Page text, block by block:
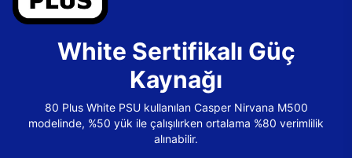
White Sertifikalı Güç
Kaynağı
80 Plus White PSU kullanılan Casper Nirvana M500
modelinde, %50 yük ile çalışılırken ortalama %80 verimlilik
alınabilir.